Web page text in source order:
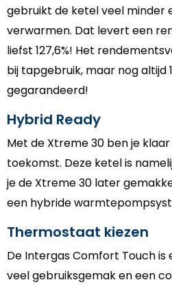
gebruikt de ketel veel minder
verwarmen. Dat levert een
liefst 127,6%! Het
bij tapgebruik, maar nog altijd
gegarandeerd!
Hybrid Ready
Met de Xtreme 30 ben je
toekomst. Deze ketel is
je de Xtreme 30 later
een hybride
Thermostaat kiezen
De Intergas Comfort Touch
veel gebruiksgemak en een